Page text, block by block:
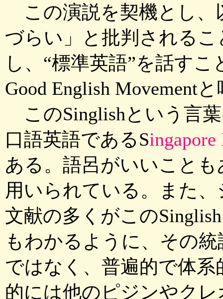
この演説を契機とし、
づらい」と批判される
し、“標準英語”を話す
Good English Movement
このSinglishという言
口語英語であるS
ある。語呂がいいこと
用いられている。また
文献の多くがこの
もわかるように、その
ではなく、普遍的で体
的には他のピジンやク